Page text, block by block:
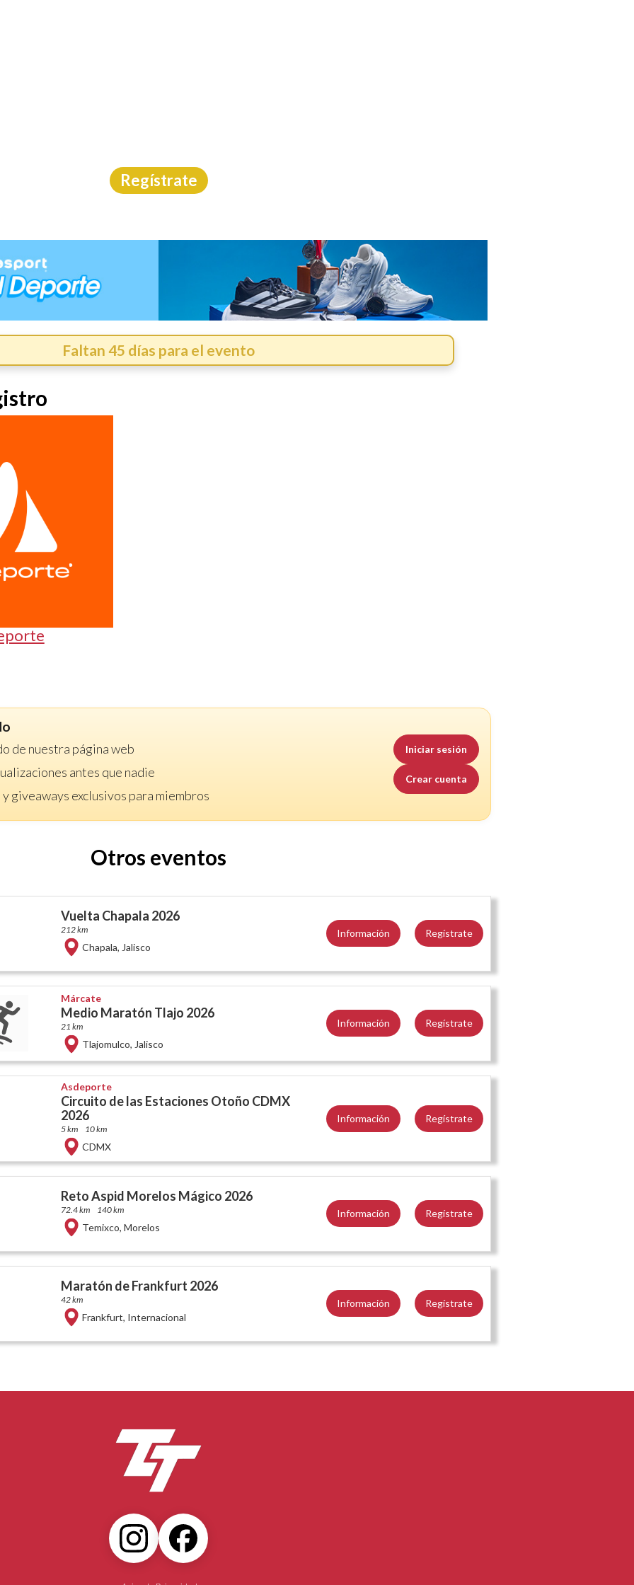
Regístrate
Faltan 45 días para el evento
de nuestra página web
antes que nadie
giveaways exclusivos para miembros
Iniciar sesión
Crear cuenta
Otros eventos
Vuelta Chapala 2026
212 km
Chapala, Jalisco
Información Regístrate
Márcate
Medio Maratón Tlajo 2026
21 km
Tlajomulco, Jalisco
Información Regístrate
Asdeporte
Circuito de las Estaciones Otoño CDMX
2026
5 km 10 km
CDMX
Información Regístrate
Reto Aspid Morelos Mágico 2026
72.4 km 140 km
Temixco, Morelos
Información Regístrate
Maratón de Frankfurt 2026
42 km
Frankfurt, Internacional
Información Regístrate